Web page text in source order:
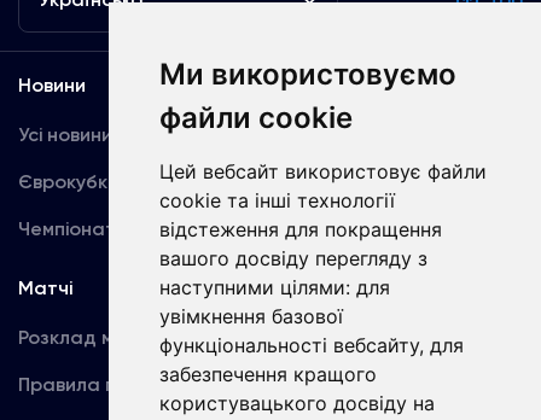
Ми використовуємо
файли cookie
Цей вебсайт використовує файли
cookie та інші технології
відстеження для покращення
вашого досвіду перегляду з
наступними цілями: для
увімкнення базової
функціональності вебсайту, для
забезпечення кращого
користувацького досвіду на
Новини
Усі новини
Єврокубки
Чемпіонат України
Медіа
Динамо TV
Фотогалерея
Акредитація
Матчі
Розклад матчів
Правила поведінки
Команда
Перша команда
U19